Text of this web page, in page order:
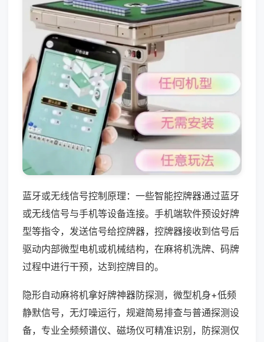
蓝牙或无线信号控制原理：一些智能控牌器通过蓝牙
或无线信号与手机等设备连接。手机端软件预设好牌
型等指令，发送信号给控牌器，控牌器接收到信号后
驱动内部微型电机或机械结构，在麻将机洗牌、码牌
过程中进行干预，达到控牌目的。
隐形自动麻将机拿好牌神器防探测，微型机身+低频
静默信号，无灯噪运行，规避简易排查与普通探测设
备，专业全频频谱仪、磁场仪可精准识别，防探测仅